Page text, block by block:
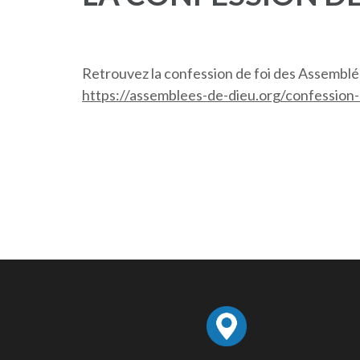
Retrouvez la confession de foi des
https://assemblees-de-dieu.org/